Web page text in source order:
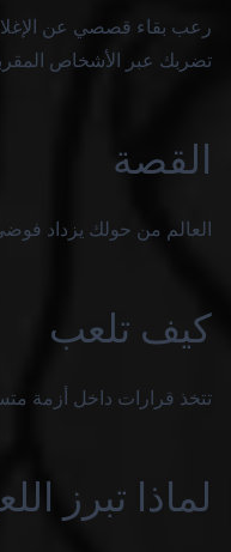
رعب بقاء قصصي عن
تضربك عبر الأشخاص
القصة
العالم من حولك يزداد
كيف تلعب
تتخذ قرارات داخل أزمة
لماذا تبرز